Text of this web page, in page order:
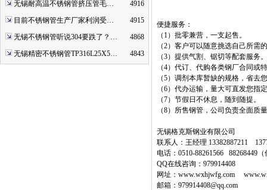
无锡耐高温不锈钢管挤压管毛…
4916
目前不锈钢管生产厂家利润受…
4915
无锡不锈钢管听说304要跌了？…
4868
无锡精密不锈钢管TP316L25X5…
4843
便捷服务：
（1）批零兼营，一支起售。
（2）客户可以随意挑选自己所需
（3）提供气割、锯切等配套服务
（4）代订、代购各类钢厂合同或
（5）调剂本库暂缺的规格，省去
（6）代办运输，量大可直发您指
（7）节假日不休息，随到随提。
（8）所售钢管，公司负责全面质
无锡格克斯钢业有限公司
联系人：王经理 13382887211
电话：0510-88261566 88268449（
QQ在线咨询：979914408
网址：www.wxhjwfg.com
邮箱：979914408@qq.com